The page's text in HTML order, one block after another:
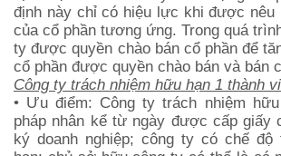
định này chỉ có hiệu lực khi được nêu
của cổ phần tương ứng. Trong quá
ty được quyền chào bán cổ phần để
cổ phần được quyền chào bán và bán
Công ty trách nhiệm hữu hạn 1 thành
• Ưu điểm: Công ty trách nhiệm
pháp nhân kể từ ngày được cấp giấy
ký doanh nghiệp; công ty có chế độ